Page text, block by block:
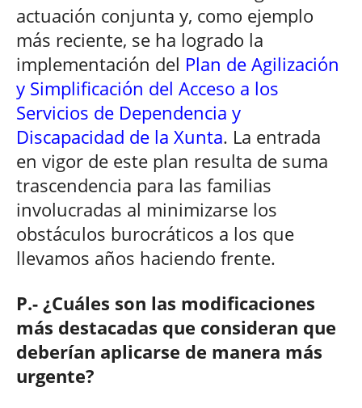
actuación conjunta y, como ejemplo
más reciente, se ha logrado la
implementación del Plan de Agilización
y Simplificación del Acceso a los
Servicios de Dependencia y
Discapacidad de la Xunta. La entrada
en vigor de este plan resulta de suma
trascendencia para las familias
involucradas al minimizarse los
obstáculos burocráticos a los que
llevamos años haciendo frente.
P.- ¿Cuáles son las modificaciones
más destacadas que consideran que
deberían aplicarse de manera más
urgente?